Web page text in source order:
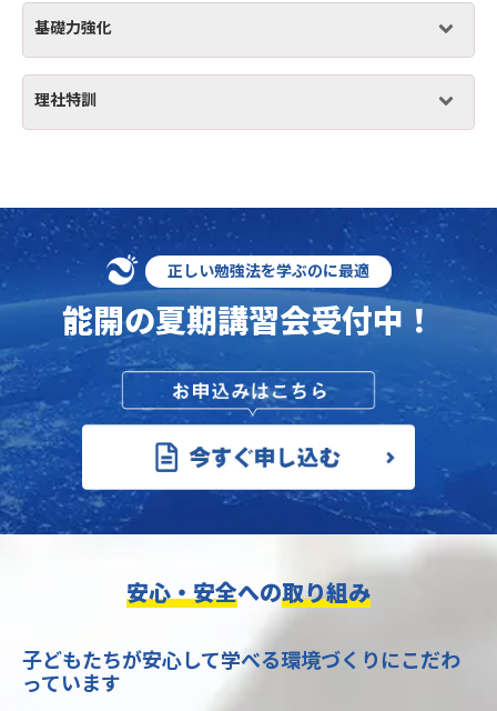
基礎力強化
理社特訓
正しい勉強法を学ぶのに最適
能開の夏期講習会受付中！
安心・安全への取り組み
子どもたちが安心して学べる環境づくりにこだわ
っています